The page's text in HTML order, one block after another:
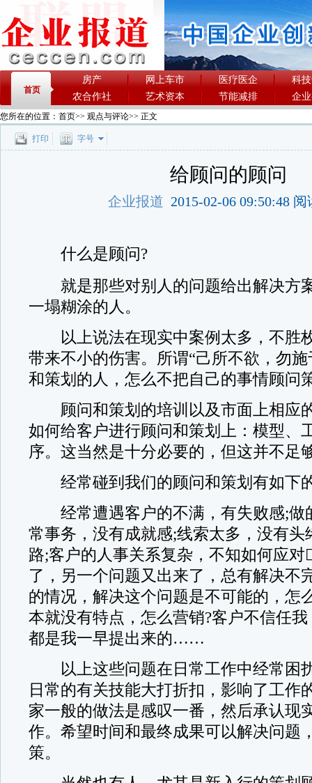
首页
房产 网上车市 医疗医企
科
农合作社
艺术资本 节能减排 企
您所在的位置： 首页>> 观点与评论>> 正文
打印 字号
给顾问的顾问
企业报道 2015-02-06 09:50:48
什么是顾问?
就是那些对别人的问题给出解决方
一塌糊涂的人。
以上说法在现实中案例太多，不胜
带来不小的伤害。所谓“己所不欲，勿
和策划的人，怎么不把自己的事情顾问
顾问和策划的培训以及市面上相应
如何给客户进行顾问和策划上：模型、
序。这当然是十分必要的，但这并不足
经常碰到我们的顾问和策划有如下
经常遭遇客户的不满，有失败感;做
常事务，没有成就感;线索太多，没有头
路;客户的人事关系复杂，不知如何应对
了，另一个问题又出来了，总有解决不
的情况，解决这个问题是不可能的，怎
本就没有特点，怎么营销?客户不信任
都是我一早提出来的……
以上这些问题在日常工作中经常困
日常的有关技能大打折扣，影响了工作
家一般的做法是感叹一番，然后承认现
作。希望时间和最终成果可以解决问题
策。